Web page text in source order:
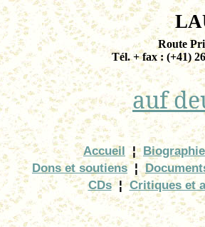
Route
Tél. + fax : (+41)
auf
Accueil ¦ Biographie
Dons et soutiens ¦
CDs ¦ Critiques et